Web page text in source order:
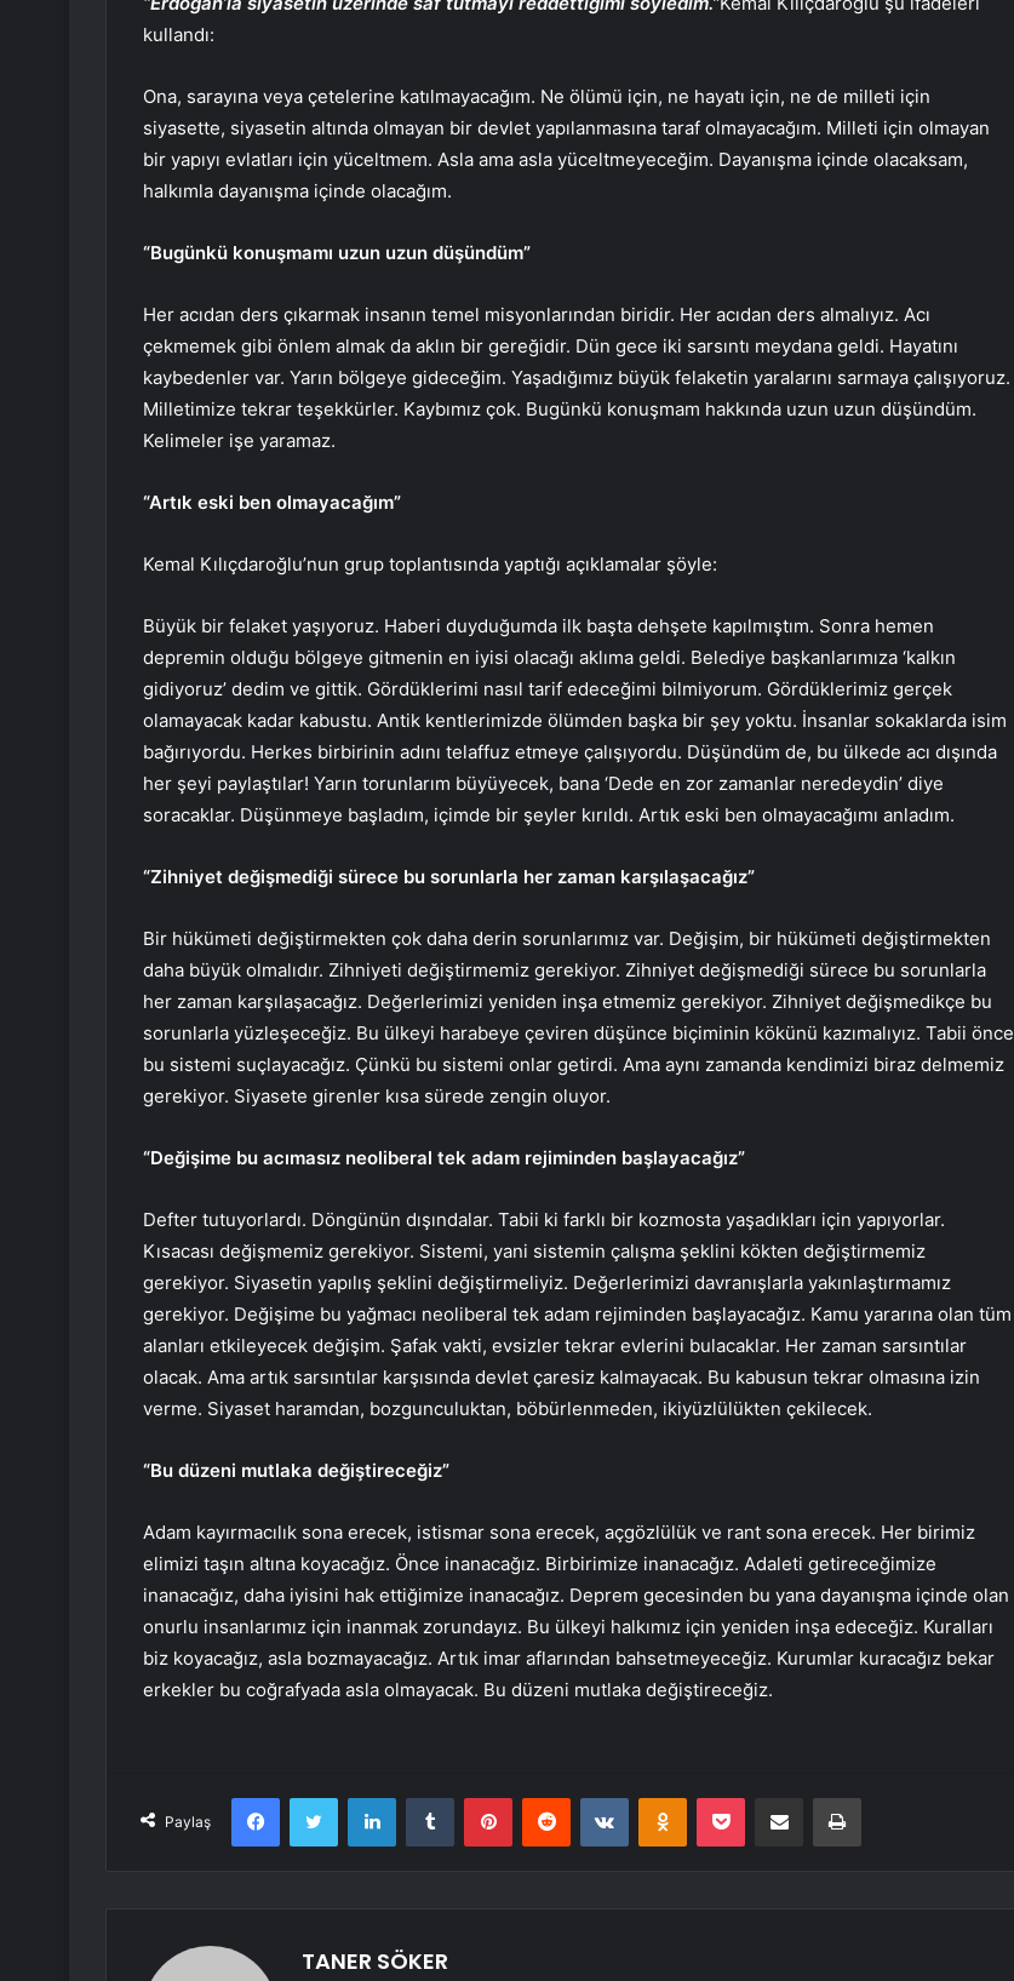
kullandı:
Ona, sarayına veya çetelerine katılmayacağım. Ne ölümü için, ne hayatı için, ne de milleti için
siyasette, siyasetin altında olmayan bir devlet yapılanmasına taraf olmayacağım. Milleti için olmayan
bir yapıyı evlatları için yüceltmem. Asla ama asla yüceltmeyeceğim. Dayanışma içinde olacaksam,
halkımla dayanışma içinde olacağım.
“Bugünkü konuşmamı uzun uzun düşündüm”
Her acıdan ders çıkarmak insanın temel misyonlarından biridir. Her acıdan ders almalıyız. Acı
çekmemek gibi önlem almak da aklın bir gereğidir. Dün gece iki sarsıntı meydana geldi. Hayatını
kaybedenler var. Yarın bölgeye gideceğim. Yaşadığımız büyük felaketin yaralarını sarmaya çalışıyoruz.
Milletimize tekrar teşekkürler. Kaybımız çok. Bugünkü konuşmam hakkında uzun uzun düşündüm.
Kelimeler işe yaramaz.
“Artık eski ben olmayacağım”
Kemal Kılıçdaroğlu’nun grup toplantısında yaptığı açıklamalar şöyle:
Büyük bir felaket yaşıyoruz. Haberi duyduğumda ilk başta dehşete kapılmıştım. Sonra hemen
depremin olduğu bölgeye gitmenin en iyisi olacağı aklıma geldi. Belediye başkanlarımıza ‘kalkın
gidiyoruz’ dedim ve gittik. Gördüklerimi nasıl tarif edeceğimi bilmiyorum. Gördüklerimiz gerçek
olamayacak kadar kabustu. Antik kentlerimizde ölümden başka bir şey yoktu. İnsanlar sokaklarda isim
bağırıyordu. Herkes birbirinin adını telaffuz etmeye çalışıyordu. Düşündüm de, bu ülkede acı dışında
her şeyi paylaştılar! Yarın torunlarım büyüyecek, bana ‘Dede en zor zamanlar neredeydin’ diye
soracaklar. Düşünmeye başladım, içimde bir şeyler kırıldı. Artık eski ben olmayacağımı anladım.
“Zihniyet değişmediği sürece bu sorunlarla her zaman karşılaşacağız”
Bir hükümeti değiştirmekten çok daha derin sorunlarımız var. Değişim, bir hükümeti değiştirmekten
daha büyük olmalıdır. Zihniyeti değiştirmemiz gerekiyor. Zihniyet değişmediği sürece bu sorunlarla
her zaman karşılaşacağız. Değerlerimizi yeniden inşa etmemiz gerekiyor. Zihniyet değişmedikçe bu
sorunlarla yüzleşeceğiz. Bu ülkeyi harabeye çeviren düşünce biçiminin kökünü kazımalıyız. Tabii önce
bu sistemi suçlayacağız. Çünkü bu sistemi onlar getirdi. Ama aynı zamanda kendimizi biraz delmemiz
gerekiyor. Siyasete girenler kısa sürede zengin oluyor.
“Değişime bu acımasız neoliberal tek adam rejiminden başlayacağız”
Defter tutuyorlardı. Döngünün dışındalar. Tabii ki farklı bir kozmosta yaşadıkları için yapıyorlar.
Kısacası değişmemiz gerekiyor. Sistemi, yani sistemin çalışma şeklini kökten değiştirmemiz
gerekiyor. Siyasetin yapılış şeklini değiştirmeliyiz. Değerlerimizi davranışlarla yakınlaştırmamız
gerekiyor. Değişime bu yağmacı neoliberal tek adam rejiminden başlayacağız. Kamu yararına olan tüm
alanları etkileyecek değişim. Şafak vakti, evsizler tekrar evlerini bulacaklar. Her zaman sarsıntılar
olacak. Ama artık sarsıntılar karşısında devlet çaresiz kalmayacak. Bu kabusun tekrar olmasına izin
verme. Siyaset haramdan, bozgunculuktan, böbürlenmeden, ikiyüzlülükten çekilecek.
“Bu düzeni mutlaka değiştireceğiz”
Adam kayırmacılık sona erecek, istismar sona erecek, açgözlülük ve rant sona erecek. Her birimiz
elimizi taşın altına koyacağız. Önce inanacağız. Birbirimize inanacağız. Adaleti getireceğimize
inanacağız, daha iyisini hak ettiğimize inanacağız. Deprem gecesinden bu yana dayanışma içinde olan
onurlu insanlarımız için inanmak zorundayız. Bu ülkeyi halkımız için yeniden inşa edeceğiz. Kuralları
biz koyacağız, asla bozmayacağız. Artık imar aflarından bahsetmeyeceğiz. Kurumlar kuracağız bekar
erkekler bu coğrafyada asla olmayacak. Bu düzeni mutlaka değiştireceğiz.
Paylaş
FacebookTwitter LinkedInTumblr PinterestReddit VKontakteOdnoklassniki
Pocket E-Posta ile paylaş Yazdır
TANER SÖKER